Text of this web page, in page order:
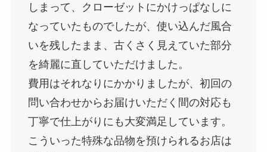
しまって、クローゼットにかけっぱなしに
なっていたものでしたが、使い込んだ風合
いを残したまま、古くさく見えていた部分
を綺麗に直していただけました。
費用はそれなりにかかりましたが、初回の
問い合わせからお届けいただく間の対応も
丁寧で仕上がりにも大変満足しています。
こういった特殊な品物を預けられるお店は